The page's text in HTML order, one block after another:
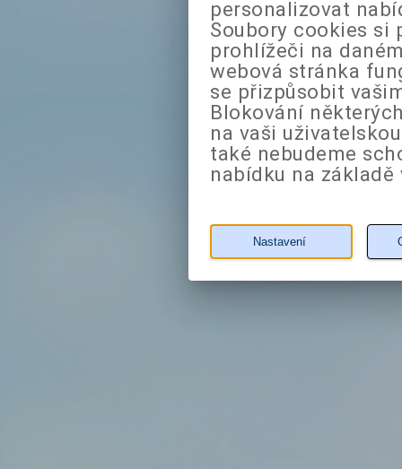
personalizovat
Soubory cookies si
prohlížeči na
webová stránka
se přizpůsobit
Blokování
na vaši
také nebudeme
nabídku na
Nastavení